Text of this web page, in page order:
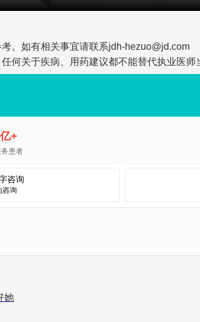
。如有相关事宜请联系jdh-hezuo@jd.com
何关于疾病、用药建议都不能替代执业医师
+
务患者
咨询
咨询
她